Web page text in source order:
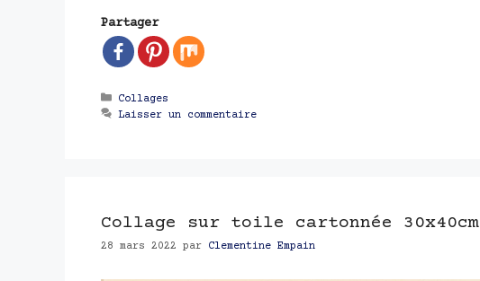
Partager
Catégories
Collages
Laisser un commentaire
Collage sur toile cartonnée 30x40cm
28 mars 2022 par Clementine Empain